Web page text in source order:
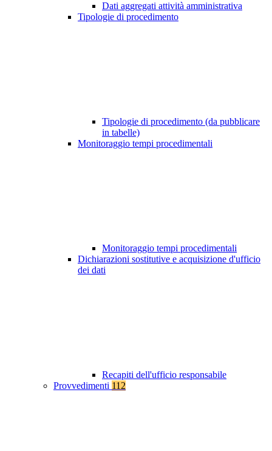
Dati aggregati attività amministrativa
Tipologie di procedimento
Tipologie di procedimento (da pubblicare
in tabelle)
Monitoraggio tempi procedimentali
Monitoraggio tempi procedimentali
Dichiarazioni sostitutive e acquisizione d'ufficio
dei dati
Recapiti dell'ufficio responsabile
Provvedimenti 112